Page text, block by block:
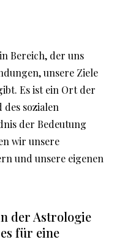
Bereich, der uns
unsere Ziele
Es ist ein Ort der
sozialen
der Bedeutung
wir unsere
und unsere eigenen
der Astrologie
für eine